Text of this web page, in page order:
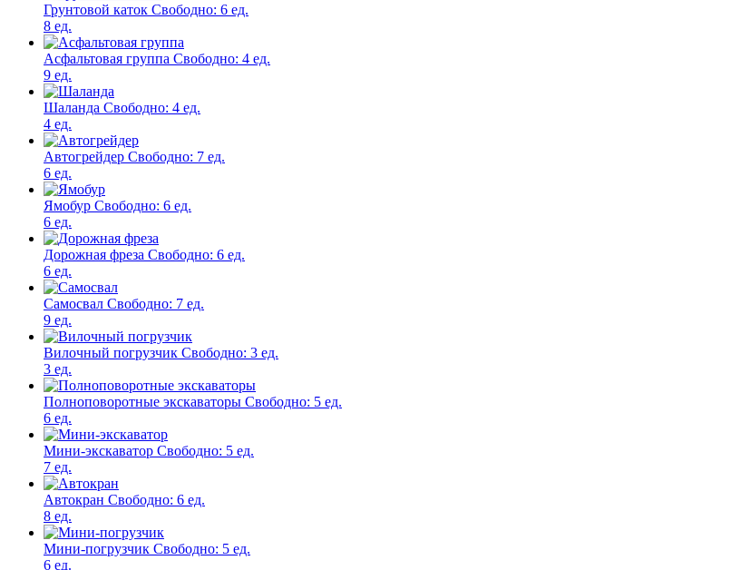
Грунтовой каток Свободно: 6 ед.
8 ед.
Асфальтовая группа Свободно: 4 ед.
9 ед.
Шаланда Свободно: 4 ед.
4 ед.
Автогрейдер Свободно: 7 ед.
6 ед.
Ямобур Свободно: 6 ед.
6 ед.
Дорожная фреза Свободно: 6 ед.
6 ед.
Самосвал Свободно: 7 ед.
9 ед.
Вилочный погрузчик Свободно: 3 ед.
3 ед.
Полноповоротные экскаваторы Свободно: 5 ед.
6 ед.
Мини-экскаватор Свободно: 5 ед.
7 ед.
Автокран Свободно: 6 ед.
8 ед.
Мини-погрузчик Свободно: 5 ед.
6 ед.